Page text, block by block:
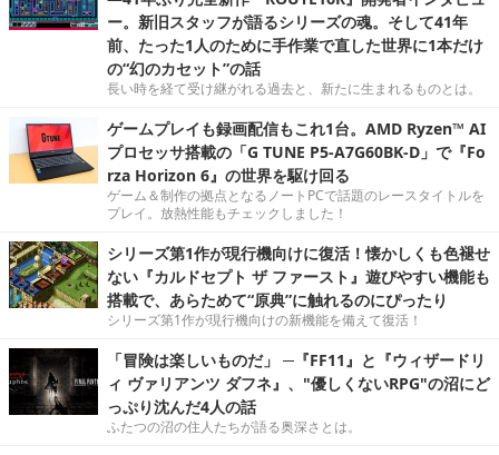
ー。新旧スタッフが語るシリーズの魂。そして41年
前、たった1人のために手作業で直した世界に1本だけ
の“幻のカセット”の話
長い時を経て受け継がれる過去と、新たに生まれるものとは。
ゲームプレイも録画配信もこれ1台。AMD Ryzen™ AI
プロセッサ搭載の「G TUNE P5-A7G60BK-D」で『Fo
rza Horizon 6』の世界を駆け回る
ゲーム＆制作の拠点となるノートPCで話題のレースタイトルを
プレイ。放熱性能もチェックしました！
シリーズ第1作が現行機向けに復活！懐かしくも色褪せ
ない『カルドセプト ザ ファースト』遊びやすい機能も
搭載で、あらためて“原典”に触れるのにぴったり
シリーズ第1作が現行機向けの新機能を備えて復活！
「冒険は楽しいものだ」 ─『FF11』と『ウィザードリ
ィ ヴァリアンツ ダフネ』、"優しくないRPG"の沼にど
っぷり沈んだ4人の話
ふたつの沼の住人たちが語る奥深さとは。